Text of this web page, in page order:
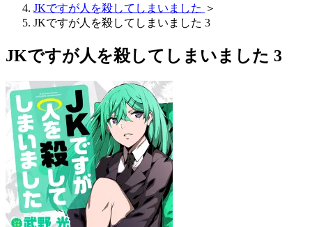
JKですが人を殺してしまいました ＞
JKですが人を殺してしまいました 3
JKですが人を殺してしまいました 3